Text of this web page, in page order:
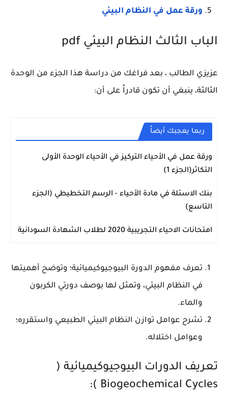
ورقة عمل في النظام البيئي
الباب الثالث النظام البيئي pdf
عزيزي الطالب ، بعد فراغك من دراسة هذا الجزء من الوحدة
الثالثة، ينبغي أن تكون قادراً على أن:
ربما يعجبك أيضاً
الاحياء
ورقة عمل في الأحياء التركيز في الأحياء الوحدة الأولى
التكاثر(الجزء 1)
الاحياء
بنك الاسئلة في مادة الأحياء - الرسم التخطيطي (الجزء
التاسع)
الاحياء
امتحانات الاحياء التجريبية 2020 لطلاب الشهادة السودانية
تعرف مفهوم الدورة البيوجيوكيميائية؛ وتوضح أهميتها
في النظام البيئي، وتمثل لها بوصف دورتي الكربون
والماء.
تشرح عوامل توازن النظام البيئي الطبيعي واستقرره؛
وعوامل اختلاله.
تعريف الدورات البيوجيوكيميائية (
Biogeochemical Cycles ):